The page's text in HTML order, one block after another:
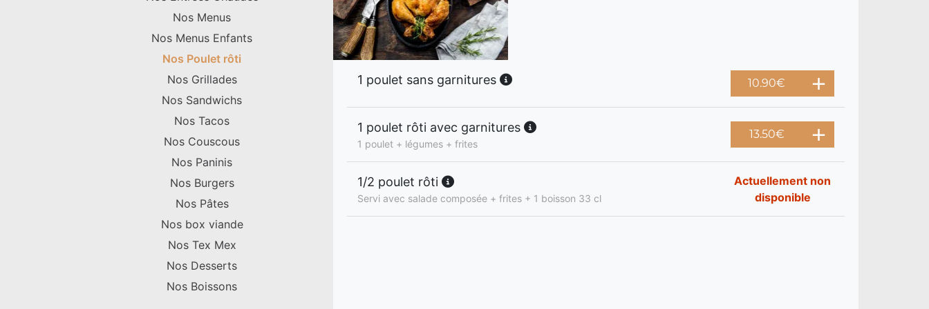
Nos Menus
Nos Menus Enfants
Nos Poulet rôti
Nos Grillades
Nos Sandwichs
Nos Tacos
Nos Couscous
Nos Paninis
Nos Burgers
Nos Pâtes
Nos box viande
Nos Tex Mex
Nos Desserts
Nos Boissons
1 poulet sans garnitures 10.90€
1 poulet rôti avec garnitures
1 poulet + légumes + frites
13.50€
1/2 poulet rôti
Servi avec salade composée + frites + 1 boisson 33 cl
Actuellement non
disponible